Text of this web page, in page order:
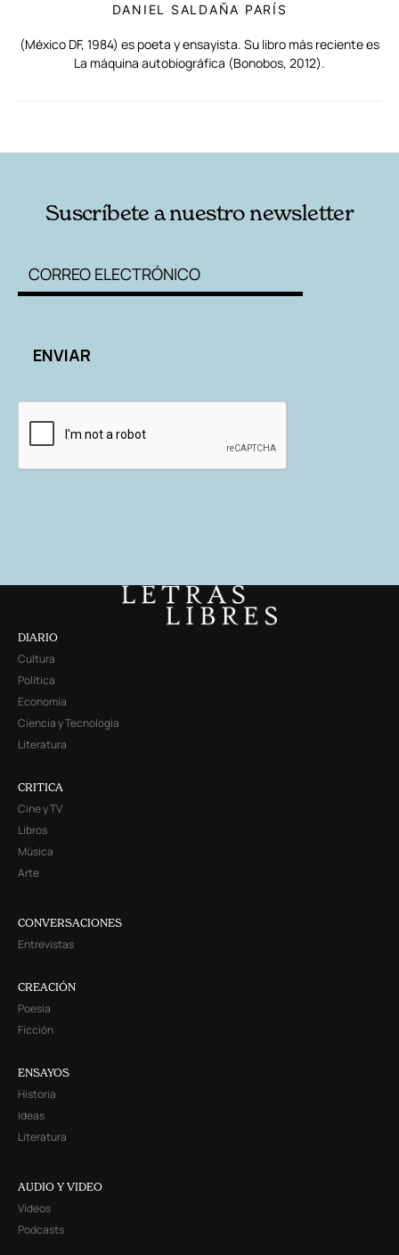
DANIEL SALDAÑA PARÍS
(México DF, 1984) es poeta y ensayista. Su libro más reciente es
La máquina autobiográfica (Bonobos, 2012).
Suscríbete a nuestro newsletter
DIARIO
Cultura
Política
Economía
Ciencia y Tecnología
Literatura
CRITICA
Cine y TV
Libros
Música
Arte
CONVERSACIONES
Entrevistas
CREACIÓN
Poesía
Ficción
ENSAYOS
Historia
Ideas
Literatura
AUDIO Y VIDEO
Videos
Podcasts